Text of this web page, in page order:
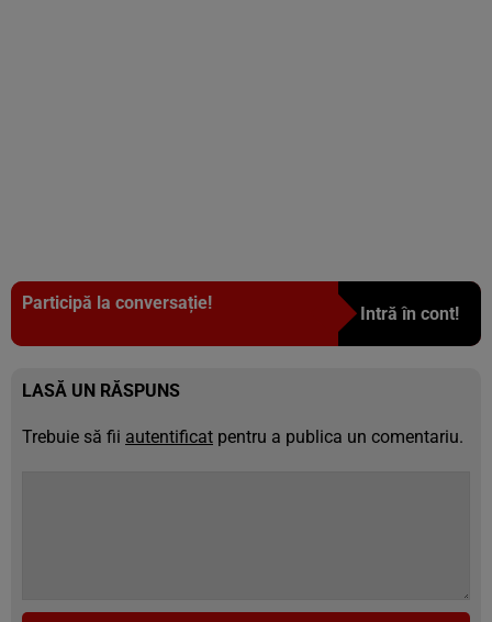
Participă la conversație!
Intră în cont!
LASĂ UN RĂSPUNS
Trebuie să fii autentificat pentru a publica un comentariu.